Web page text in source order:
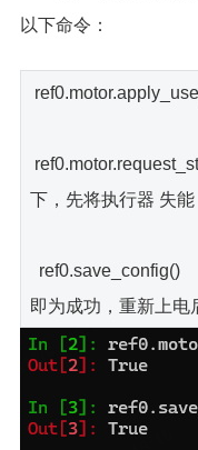
以下命令：
下，先将执行器 失能
即为成功，重新上电